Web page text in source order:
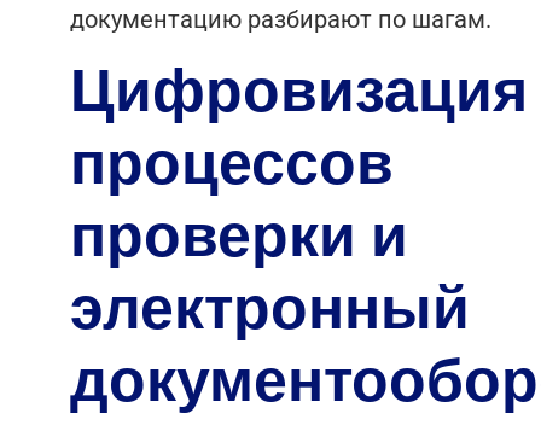
документацию разбирают по шагам.
Цифровизация
процессов
проверки и
электронный